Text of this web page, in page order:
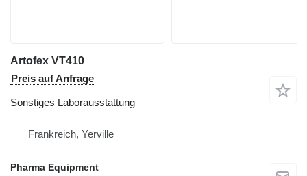
Artofex VT410
Preis auf Anfrage
Sonstiges Laborausstattung
Frankreich, Yerville
Pharma Equipment